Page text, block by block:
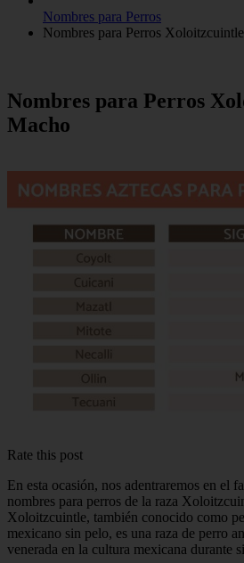
Nombres para Perros
Nombres para Perros
Nombres para Perros
Macho
Rate this post
En esta ocasión, nos adentraremos en el
nombres para perros de la raza
Xoloitzcuintle, también conocido como
mexicano sin pelo, es una raza de perro
venerada en la cultura mexicana durante